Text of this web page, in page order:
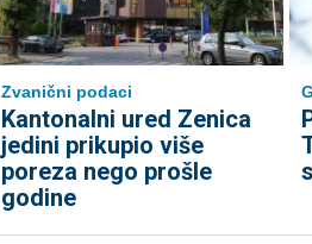
Zvanični podaci
Kantonalni ured Zenica
jedini prikupio više
poreza nego prošle
godine